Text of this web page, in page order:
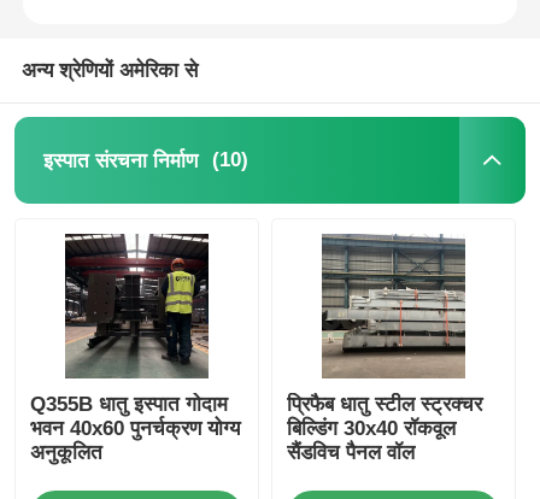
सार्वजनिक इस्पात भवन
वाणिज्यिक इस्पात संरचना
प्रीफैब स्टील संरचना
अन्य श्रेणियों अमेरिका से
इस्पात संरचना निर्माण (10)
Q355B धातु इस्पात गोदाम
भवन 40x60 पुनर्चक्रण योग्य
अनुकूलित
प्रिफैब धातु स्टील स्ट्रक्चर
बिल्डिंग 30x40 रॉकवूल
सैंडविच पैनल वॉल